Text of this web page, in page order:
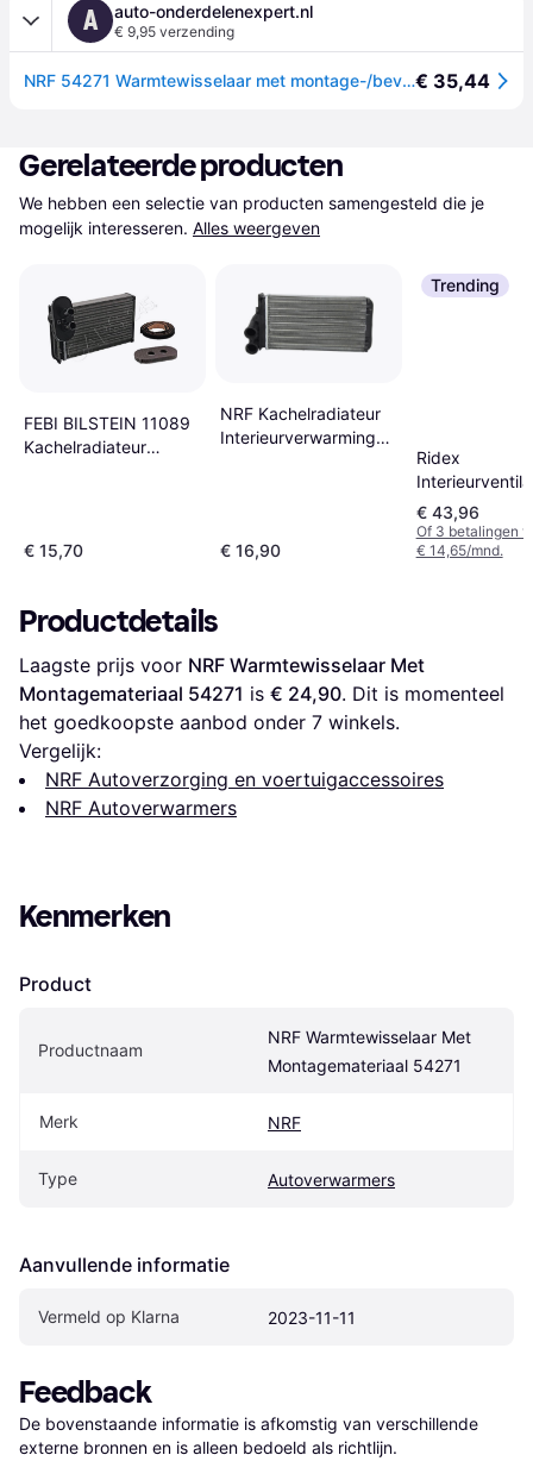
A auto-onderdelenexpert.nl
€ 9,95 verzending
NRF 54271 Warmtewisselaar met montage-/bevestigingsmateriaal€ 35,44
Gerelateerde producten
We hebben een selectie van producten samengesteld die je
mogelijk interesseren. Alles weergeven
FEBI BILSTEIN 11089
Kachelradiateur
€ 15,70
NRF Kachelradiateur
Interieurverwarming
€ 16,90
Trending
Ridex
Voertuigen
Links
€ 43,96
Of 3 betalingen
€ 14,65/mnd.
Productdetails
Laagste prijs voor NRF Warmtewisselaar Met
Montagemateriaal 54271 is € 24,90. Dit is momenteel
het goedkoopste aanbod onder 7 winkels.
Vergelijk:
NRF Autoverzorging en voertuigaccessoires
NRF Autoverwarmers
Kenmerken
Product
Productnaam
NRF Warmtewisselaar Met
Montagemateriaal 54271
Merk NRF
Type Autoverwarmers
Aanvullende informatie
Vermeld op Klarna 2023-11-11
Feedback
De bovenstaande informatie is afkomstig van verschillende
externe bronnen en is alleen bedoeld als richtlijn.